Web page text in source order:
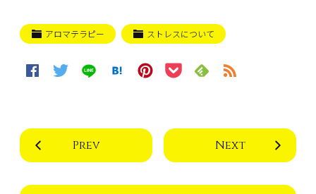
アロマテラピー ストレスについて
Prev Next